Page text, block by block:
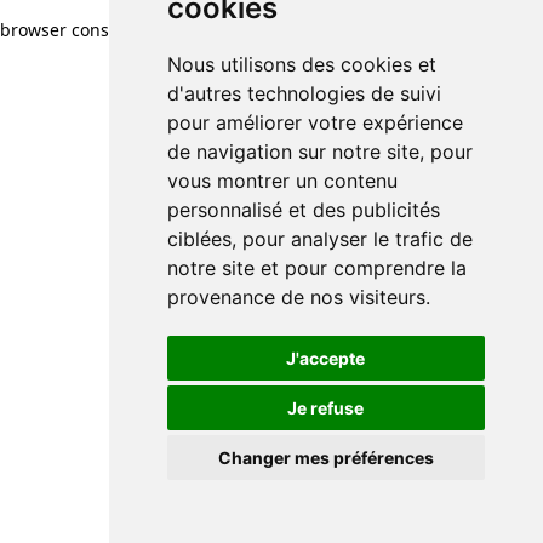
cookies
Nous utilisons des cookies et
d'autres technologies de suivi
pour améliorer votre expérience
de navigation sur notre site, pour
vous montrer un contenu
personnalisé et des publicités
ciblées, pour analyser le trafic de
notre site et pour comprendre la
provenance de nos visiteurs.
J'accepte
Je refuse
Changer mes préférences
browser console for more information)